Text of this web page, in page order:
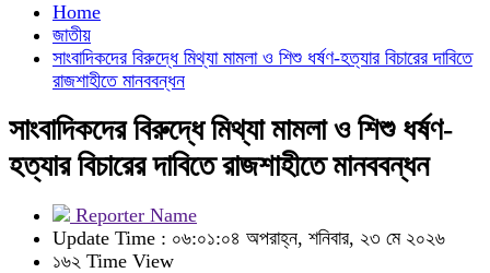
Home
জাতীয়
সাংবাদিকদের বিরুদ্ধে মিথ্যা মামলা ও শিশু ধর্ষণ-হত্যার বিচারের দাবিতে
রাজশাহীতে মানববন্ধন
সাংবাদিকদের বিরুদ্ধে মিথ্যা মামলা ও শিশু ধর্ষণ-
হত্যার বিচারের দাবিতে রাজশাহীতে মানববন্ধন
Reporter Name
Update Time : ০৬:০১:০৪ অপরাহ্ন, শনিবার, ২৩ মে ২০২৬
১৬২ Time View